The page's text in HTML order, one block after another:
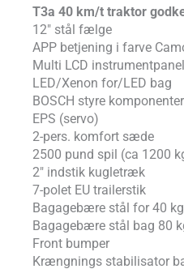
T3a 40 km/t traktor
12″ stål fælge
APP betjening i farve
Multi LCD instrumentpanel
LED/Xenon for/LED bag
BOSCH styre komponenter
EPS (servo)
2-pers. komfort sæde
2500 pund spil (ca 1200
2″ indstik kugletræk
7-polet EU trailerstik
Bagagebære stål for 40 kg
Bagagebære stål bag 80
Front bumper
Krængnings stabilisator